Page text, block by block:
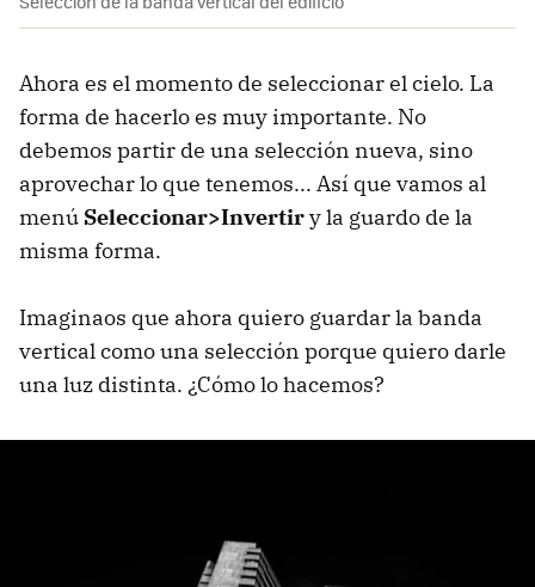
Ahora es el momento de seleccionar el cielo. La
forma de hacerlo es muy importante. No
debemos partir de una selección nueva, sino
aprovechar lo que tenemos... Así que vamos al
menú Seleccionar>Invertiry la guardo de la
misma forma.
Imaginaos que ahora quiero guardar la banda
vertical como una selección porque quiero darle
una luz distinta. ¿Cómo lo hacemos?